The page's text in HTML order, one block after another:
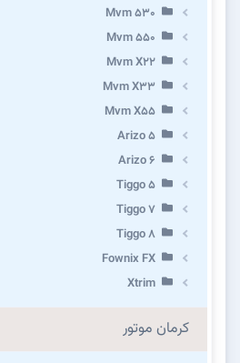
Mvm 530
Mvm 550
Mvm X22
Mvm X33
Mvm X55
Arizo 5
Arizo 6
Tiggo 5
Tiggo 7
Tiggo 8
Fownix FX
Xtrim
کرمان موتور